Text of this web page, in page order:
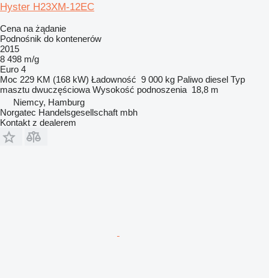
Hyster H23XM-12EC
Cena na żądanie
Podnośnik do kontenerów
2015
8 498 m/g
Euro 4
Moc 229 KM (168 kW) Ładowność 9 000 kg Paliwo diesel Typ
masztu dwuczęściowa Wysokość podnoszenia 18,8 m
Niemcy, Hamburg
Norgatec Handelsgesellschaft mbh
Kontakt z dealerem